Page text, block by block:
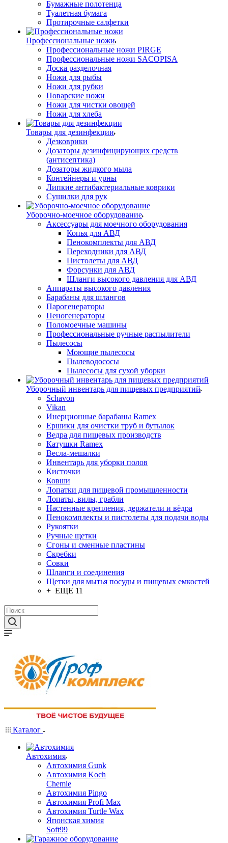
Бумажные полотенца
Туалетная бумага
Протирочные салфетки
Профессиональные ножи
Профессиональные ножи PIRGE
Профессиональные ножи SACOPISA
Доска разделочная
Ножи для рыбы
Ножи для рубки
Поварские ножи
Ножи для чистки овощей
Ножи для хлеба
Товары для дезинфекции
Дезковрики
Дозаторы дезинфицирующих средств
(антисептика)
Дозаторы жидкого мыла
Контейнеры и урны
Липкие антибактериальные коврики
Сушилки для рук
Уборочно-моечное оборудование
Аксессуары для моечного оборудования
Копья для АВД
Пенокомплекты для АВД
Переходники для АВД
Пистолеты для АВД
Форсунки для АВД
Шланги высокого давления для АВД
Аппараты высокого давления
Барабаны для шлангов
Парогенераторы
Пеногенераторы
Поломоечные машины
Профессиональные ручные распылители
Пылесосы
Моющие пылесосы
Пылеводососы
Пылесосы для сухой уборки
Уборочный инвентарь для пищевых предприятий
Schavon
Vikan
Инерционные барабаны Ramex
Ершики для очистки труб и бутылок
Ведра для пищевых производств
Катушки Ramex
Весла-мешалки
Инвентарь для уборки полов
Кисточки
Ковши
Лопатки для пищевой промышленности
Лопаты, вилы, грабли
Настенные крепления, держатели и вёдра
Пенокомплекты и пистолеты для подачи воды
Рукоятки
Ручные щетки
Сгоны и сменные пластины
Скребки
Совки
Шланги и соединения
Щетки для мытья посуды и пищевых емкостей
+ ЕЩЕ 11
Каталог
Автохимия
Автохимия Gunk
Автохимия Koch
Chemie
Автохимия Pingo
Автохимия Profi Max
Автохимия Turtle Wax
Японская химия
Soft99